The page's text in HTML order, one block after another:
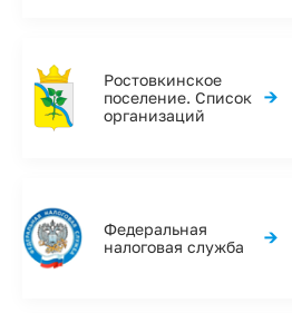
Ростовкинское
поселение. Список
организаций
→
Федеральная
налоговая служба
→